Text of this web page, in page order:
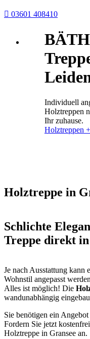
 03601 408410
Individuell
Holztreppen
Ihr zuhause.
Holztreppen
Holztreppe in
Schlichte
Treppe direkt in
Je nach Ausstattung kann
Wohnstil angepasst
Alles ist möglich! Die
wandunabhängig
Sie benötigen ein
Fordern Sie jetzt
Holztreppe in Gransee an.